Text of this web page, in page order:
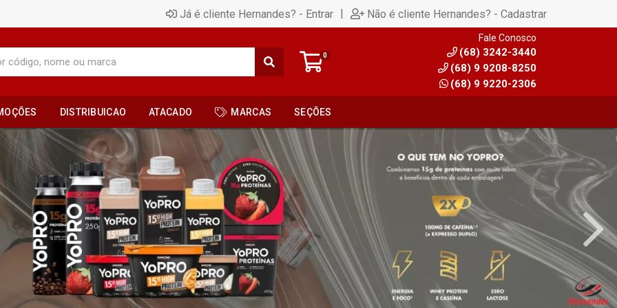
Já é cliente Hernandes? - Entrar | Não é cliente Hernandes? - Cadastrar
0
Fale Conosco
(68) 3242-3440
(68) 9 9208-8250
(68) 9 9220-2306
DISTRIBUICAO ATACADO MARCAS SEÇÕES